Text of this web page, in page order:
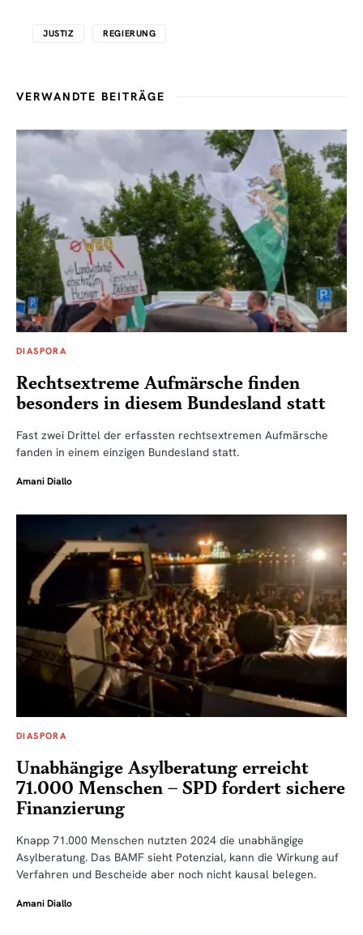
JUSTIZ REGIERUNG
VERWANDTE BEITRÄGE
DIASPORA
Rechtsextreme Aufmärsche finden
besonders in diesem Bundesland statt
Fast zwei Drittel der erfassten rechtsextremen Aufmärsche
fanden in einem einzigen Bundesland statt.
Amani Diallo
DIASPORA
Unabhängige Asylberatung erreicht
71.000 Menschen – SPD fordert sichere
Finanzierung
Knapp 71.000 Menschen nutzten 2024 die unabhängige
Asylberatung. Das BAMF sieht Potenzial, kann die Wirkung auf
Verfahren und Bescheide aber noch nicht kausal belegen.
Amani Diallo